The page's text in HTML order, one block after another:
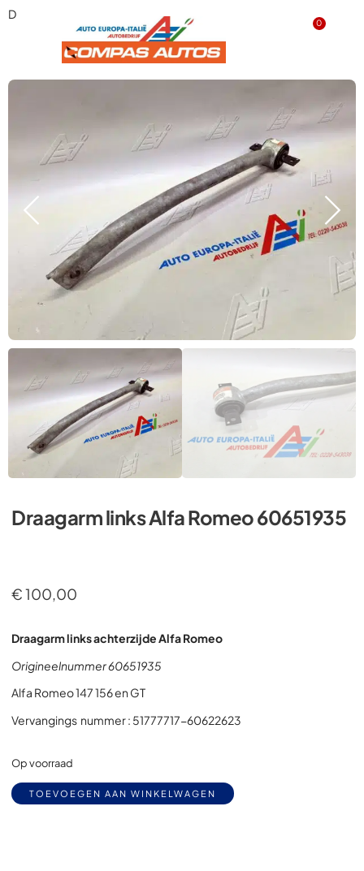
0
Draagarm links Alfa Romeo 60651935
Draagarm links Alfa Romeo 60651935
€100,00
Draagarm links achterzijde Alfa Romeo
Origineelnummer 60651935
Alfa Romeo 147 156 en GT
Vervangings nummer : 51777717-60622623
Op voorraad
TOEVOEGEN AAN WINKELWAGEN